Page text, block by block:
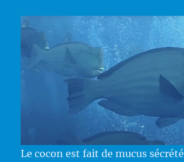
Le cocon est fait de mucus